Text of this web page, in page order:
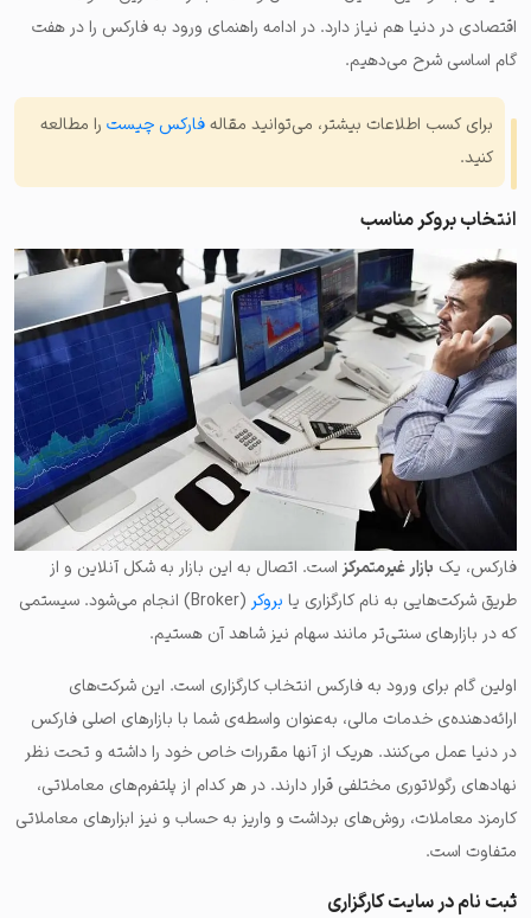
اقتصادی در دنیا هم نیاز دارد. در ادامه راهنمای ورود به فارکس را در هفت
گام اساسی شرح می‌دهیم.
برای کسب اطلاعات بیشتر، می‌توانید مقالهفارکس چیست را مطالعه
کنید.
انتخاب بروکر مناسب
فارکس، یک بازار غیرمتمرکز است. اتصال به این بازار به شکل آنلاین و از
طریق شرکت‌هایی به نام کارگزاری یا بروکر
(Broker) انجام می‌شود. سیستمی
که در بازارهای سنتی‌تر مانند سهام نیز شاهد آن هستیم.
اولین گام برای ورود به فارکس انتخاب کارگزاری است. این شرکت‌های
ارائه‌دهنده‌ی خدمات مالی، به‌عنوان واسطه‌ی شما با بازارهای اصلی فارکس
در دنیا عمل می‌کنند. هریک از آنها مقررات خاص خود را داشته و تحت نظر
نهادهای رگولاتوری مختلفی قرار دارند. در هر کدام از پلتفرم‌های معاملاتی،
کارمزد معاملات، روش‌های برداشت و واریز به حساب و نیز ابزارهای معاملاتی
متفاوت است.
ثبت نام در سایت کارگزاری